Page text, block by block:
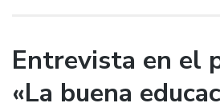
Entrevista en el
«La buena